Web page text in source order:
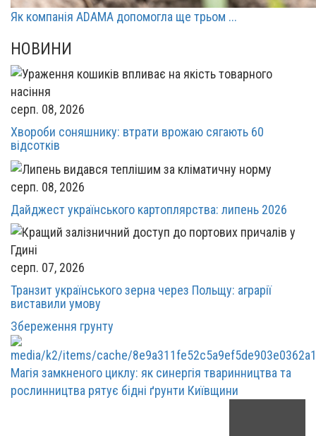
Як компанія ADAMA допомогла ще трьом ...
НОВИНИ
серп. 08, 2026
Хвороби соняшнику: втрати врожаю сягають 60
відсотків
серп. 08, 2026
Дайджест українського картоплярства: липень 2026
серп. 07, 2026
Транзит українського зерна через Польщу: аграрії
виставили умову
Збереження грунту
Магія замкненого циклу: як синергія тваринництва та
рослинництва рятує бідні ґрунти Київщини